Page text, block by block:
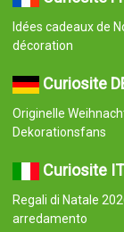
Idées cadeaux de
décoration
Curiosite
Originelle
Dekorationsfans
Curiosite IT
Regali di Natale
arredamento